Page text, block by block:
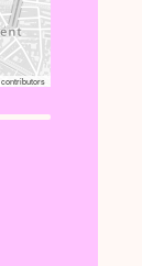
contributors